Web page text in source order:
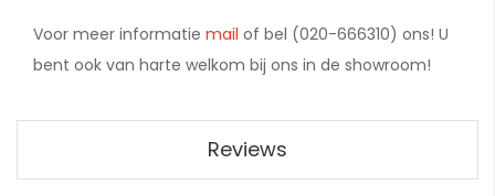
Voor meer informatie mail of bel (020-666310) ons! U
bent ook van harte welkom bij ons in de showroom!
Reviews